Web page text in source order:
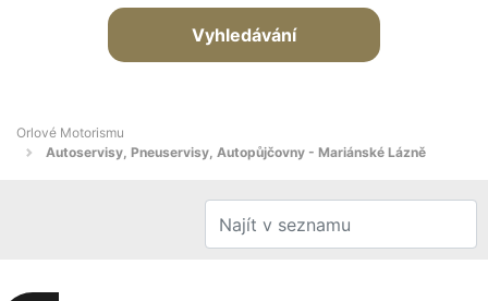
Vyhledávání
Orlové Motorismu
Autoservisy, Pneuservisy, Autopůjčovny - Mariánské Lázně